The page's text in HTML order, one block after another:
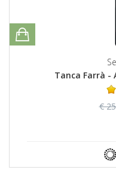
Tanca Farrà -
€